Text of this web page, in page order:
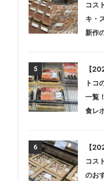
コス
キ・
新作
5
【
トコ
一覧
食レ
6
【
コス
のお